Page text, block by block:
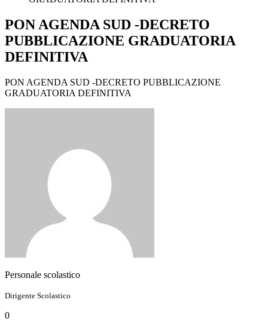
PON AGENDA SUD -DECRETO
PUBBLICAZIONE GRADUATORIA
DEFINITIVA
PON AGENDA SUD -DECRETO PUBBLICAZIONE
GRADUATORIA DEFINITIVA
Personale scolastico
Dirigente Scolastico
0